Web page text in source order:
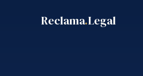
Reclama.Legal